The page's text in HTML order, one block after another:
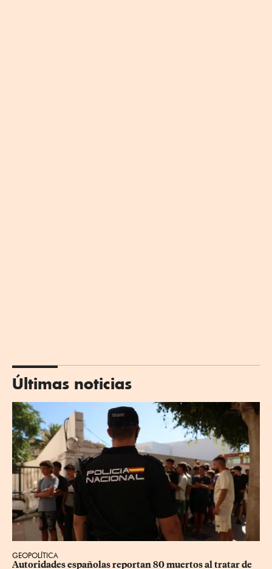
Últimas noticias
GEOPOLÍTICA
Autoridades españolas reportan 80 muertos al tratar de